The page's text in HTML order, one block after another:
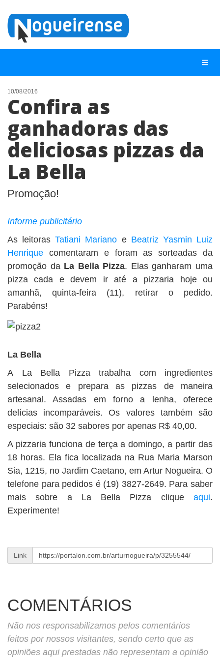
NOTÍCIAS
LISTA DIGITAL
TELEFONES ÚTEIS
CONTATO
ANUNCIE
10/08/2016
Confira as
ganhadoras das
deliciosas pizzas da
La Bella
Promoção!
Informe publicitário
As leitorasTatiani Mariano e Beatriz Yasmin Luiz
Henrique comentaram e foram as sorteadas da
promoção daLa Bella Pizza. Elas ganharam uma
pizza cada e devem ir até a pizzaria hoje ou
amanhã, quinta-feira (11), retirar o pedido.
Parabéns!
La Bella
A La Bella Pizza trabalha com ingredientes
selecionados e prepara as pizzas de maneira
artesanal. Assadas em forno a lenha, oferece
delícias incomparáveis. Os valores também são
especiais: são 32 sabores por apenas R$ 40,00.
A pizzaria funciona de terça a domingo, a partir das
18 horas. Ela fica localizada na Rua Maria Marson
Sia, 1215, no Jardim Caetano, em Artur Nogueira. O
telefone para pedidos é (19) 3827-2649. Para saber
mais sobre a La Bella Pizza clique aqui.
Experimente!
Link
COMENTÁRIOS
Não nos responsabilizamos pelos comentários
feitos por nossos visitantes, sendo certo que as
opiniões aqui prestadas não representam a opinião